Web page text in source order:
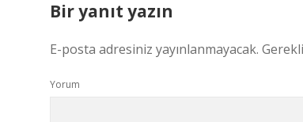
Bir yanıt yazın
E-posta adresiniz yayınlanmayacak.
Yorum